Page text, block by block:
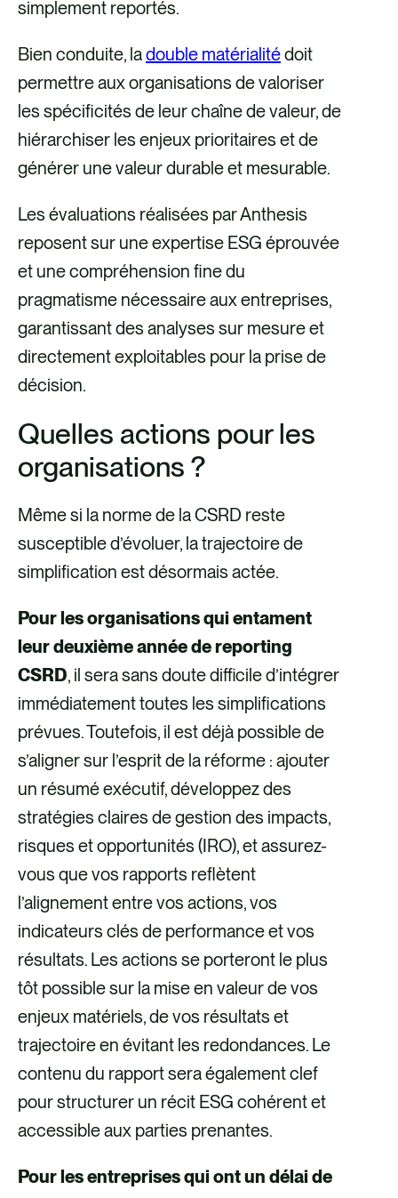
la double matérialité en
tant qu’étape
fondamentale pour
identifier ce qui compte le
plus. Cette clarté soutient
la mise en œuvre de
plus ciblées et plus
efficaces et permet des
rapports plus significatifs
et harmonisés dans le
cadre de la CSRD.
d’éviter la duplication des
favoriseront ainsi un récit
ESG cohérent
simplement reportés.
Bien conduite, ladouble matérialitédoit
permettre aux organisations de valoriser
les spécificités de leur chaîne de valeur, de
hiérarchiser les enjeux prioritaires et de
générer une valeur durable et mesurable.
Les évaluations réalisées par Anthesis
reposent sur une expertise ESG éprouvée
et une compréhension fine du
pragmatisme nécessaire aux entreprises,
garantissant des analyses sur mesure et
directement exploitables pour la prise de
décision.
Quelles actions pour les
organisations ?
Même si la norme de la CSRD reste
susceptible d’évoluer, la trajectoire de
simplification est désormais actée.
Pour les organisations qui entament
leur deuxième année de reporting
CSRD, il sera sans doute difficile d’intégrer
immédiatement toutes les simplifications
prévues. Toutefois, il est déjà possible de
s’aligner sur l’esprit de la réforme : ajouter
un résumé exécutif, développez des
stratégies claires de gestion des impacts,
risques et opportunités (IRO), et assurez-
vous que vos rapports reflètent
l’alignement entre vos actions, vos
indicateurs clés de performance et vos
résultats. Les actions se porteront le plus
tôt possible sur la mise en valeur de vos
enjeux matériels, de vos résultats et
trajectoire en évitant les redondances. Le
contenu du rapport sera également clef
pour structurer un récit ESG cohérent et
accessible aux parties prenantes.
Pour les entreprises qui ont un délai de